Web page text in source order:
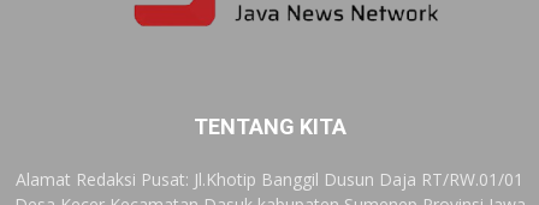
TENTANG KITA
Alamat Redaksi Pusat: Jl.Khotip Banggil Dusun Daja RT/RW.01/01